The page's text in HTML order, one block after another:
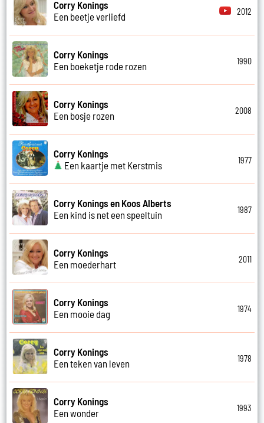
Corry Konings
Een beetje verliefd
2012
Corry Konings
Een boeketje rode rozen
1990
Corry Konings
Een bosje rozen
2008
Corry Konings
Een kaartje met Kerstmis
1977
Corry Konings en Koos Alberts
Een kind is net een speeltuin
1987
Corry Konings
Een moederhart
2011
Corry Konings
Een mooie dag
1974
Corry Konings
Een teken van leven
1978
Corry Konings
Een wonder
1993